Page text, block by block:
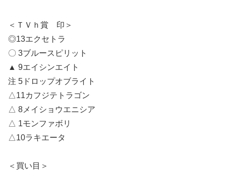
＜ＴＶｈ賞 印＞
◎13エクセトラ
〇 3ブルースピリット
▲ 9エイシンエイト
注 5ドロップオブライト
△11カフジテトラゴン
△ 8メイショウエニシア
△ 1モンファボリ
△10ラキエータ
＜買い目＞